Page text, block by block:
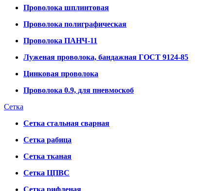
Проволока шплинтовая
Проволока полиграфическая
Проволока ПАНЧ-11
Луженая проволока, бандажная ГОСТ 9124-85
Цинковая проволока
Проволока 0.9, для пневмоскоб
Сетка
Сетка стальная сварная
Сетка рабица
Сетка тканая
Сетка ЦПВС
Сетка рифленая